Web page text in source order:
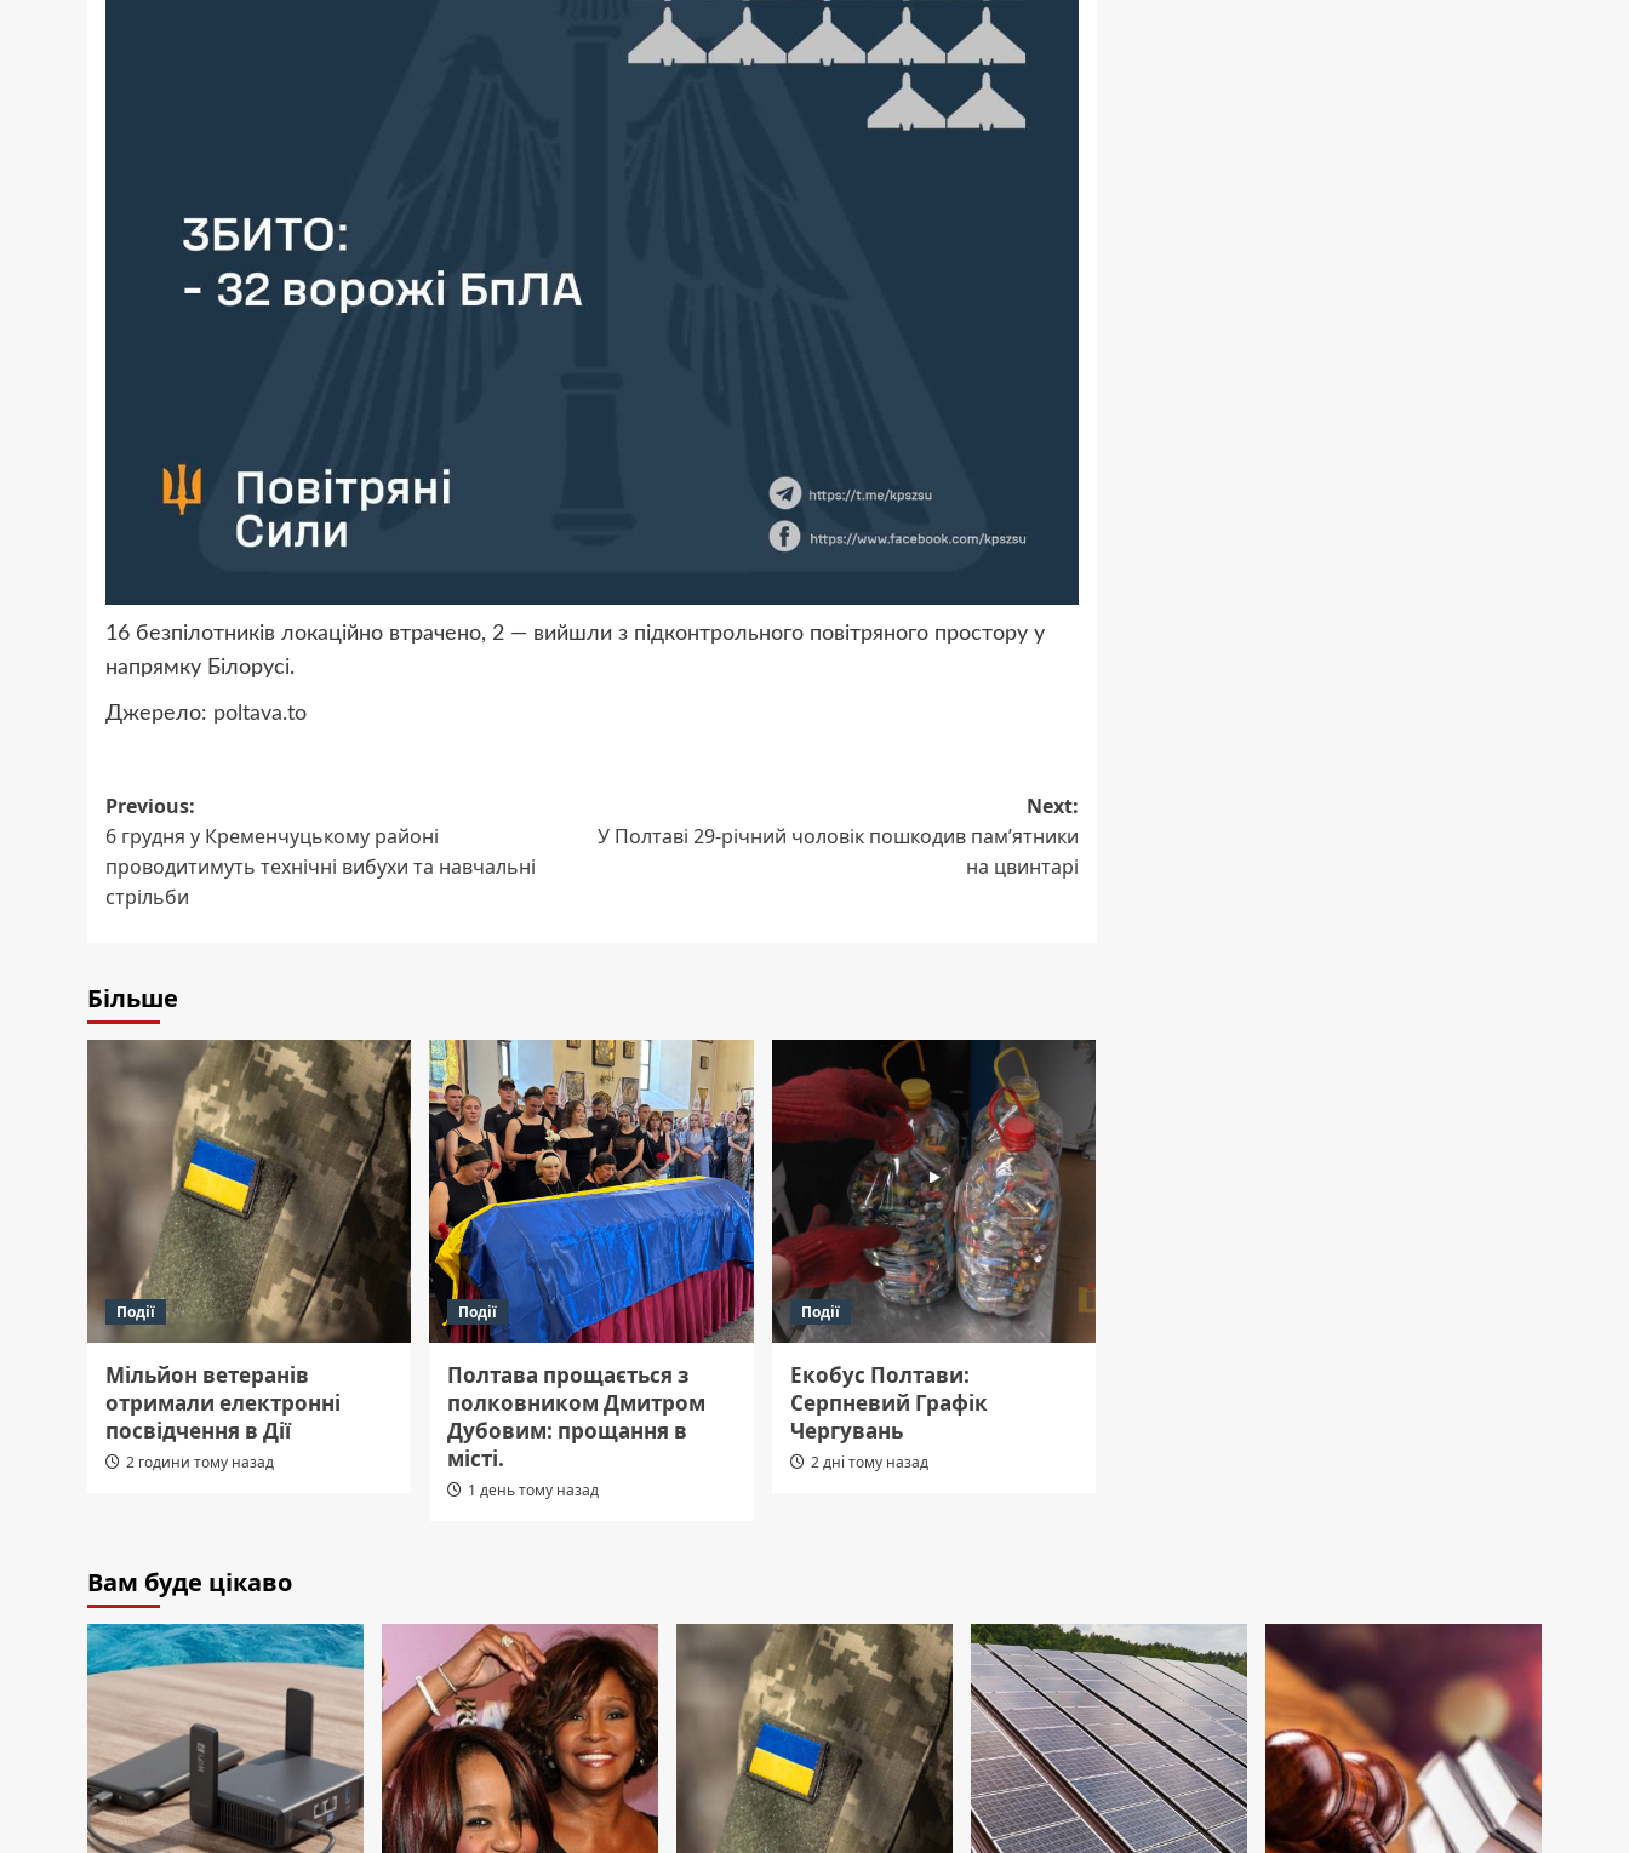
16 безпілотників локаційно втрачено, 2 — вийшли з підконтрольного повітряного простору у
напрямку Білорусі.
Джерело: poltava.to
Post
navigation
Previous:
6 грудня у Кременчуцькому районі
проводитимуть технічні вибухи та навчальні
стрільби
Next:
У Полтаві 29-річний чоловік пошкодив пам’ятники
на цвинтарі
Більше
Події
Мільйон ветеранів
отримали електронні
посвідчення в Дії
2 години тому назад
Події
Полтава прощається з
полковником Дмитром
Дубовим: прощання в
місті.
1 день тому назад
Події
Екобус Полтави:
Серпневий Графік
Чергувань
2 дні тому назад
Вам буде цікаво